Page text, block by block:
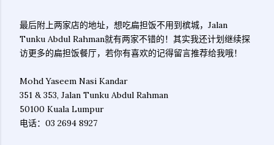
最后附上两家店的地址，想吃扁担饭不用到槟城，Jalan
Tunku Abdul Rahman就有两家不错的！其实我还计划继续探
访更多的扁担饭餐厅，若你有喜欢的记得留言推荐给我哦！
Mohd Yaseem Nasi Kandar
351 & 353, Jalan Tunku Abdul Rahman
50100 Kuala Lumpur
电话：03 2694 8927